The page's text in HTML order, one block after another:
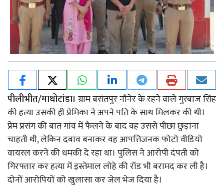
पीलीभीत/माधोटांडा। ग्राम बसंतपुर नौनेर के रहने वाले गुरबाज सिंह
की हत्या उसकी ही प्रेमिका ने अपने पति के साथ मिलकर की थी।
प्रेम प्रसंग की बात गांव में फैलने के बाद वह उससे पीछा छुड़ाना
चाहती थी, लेकिन दबाव बनाकर वह आपत्तिजनक फोटो वीडियो
वायरल करने की धमकी दे रहा था। पुलिस ने आरोपी दंपती को
गिरफ्तार कर हत्या में इस्तेमाल लोहे की रॉड भी बरामद कर ली है।
दोनों आरोपियों को खुलासा कर जेल भेज दिया है।